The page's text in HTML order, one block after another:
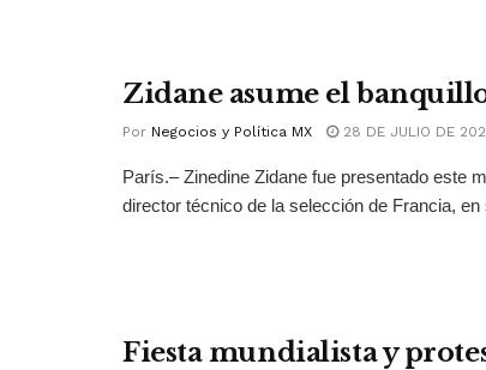
Zidane asume el
Por Negocios y Política MX 28 DE JULIO DE
París.– Zinedine Zidane fue presentado este
director técnico de la selección de Francia, en
Fiesta mundialista y